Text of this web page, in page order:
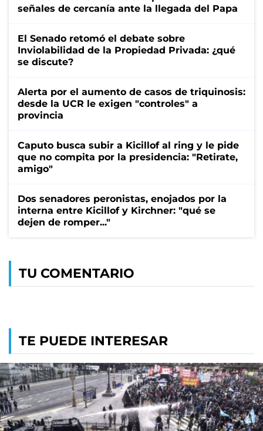
señales de cercanía ante la llegada del Papa
El Senado retomó el debate sobre
Inviolabilidad de la Propiedad Privada: ¿qué
se discute?
Alerta por el aumento de casos de triquinosis:
desde la UCR le exigen "controles" a
provincia
Caputo busca subir a Kicillof al ring y le pide
que no compita por la presidencia: "Retirate,
amigo"
Dos senadores peronistas, enojados por la
interna entre Kicillof y Kirchner: "qué se
dejen de romper..."
TU COMENTARIO
TE PUEDE INTERESAR